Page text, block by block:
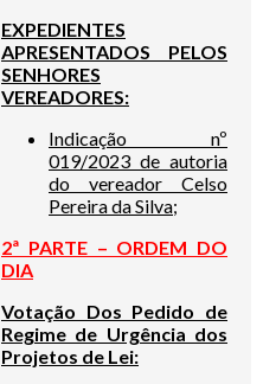
EXPEDIENTES
APRESENTADOS PELOS
SENHORES
VEREADORES:
Indicação nº
019/2023 de autoria
do vereador Celso
Pereira da Silva;
2ª PARTE – ORDEM DO
DIA
Votação Dos Pedido de
Regime de Urgência dos
Projetos de Lei: